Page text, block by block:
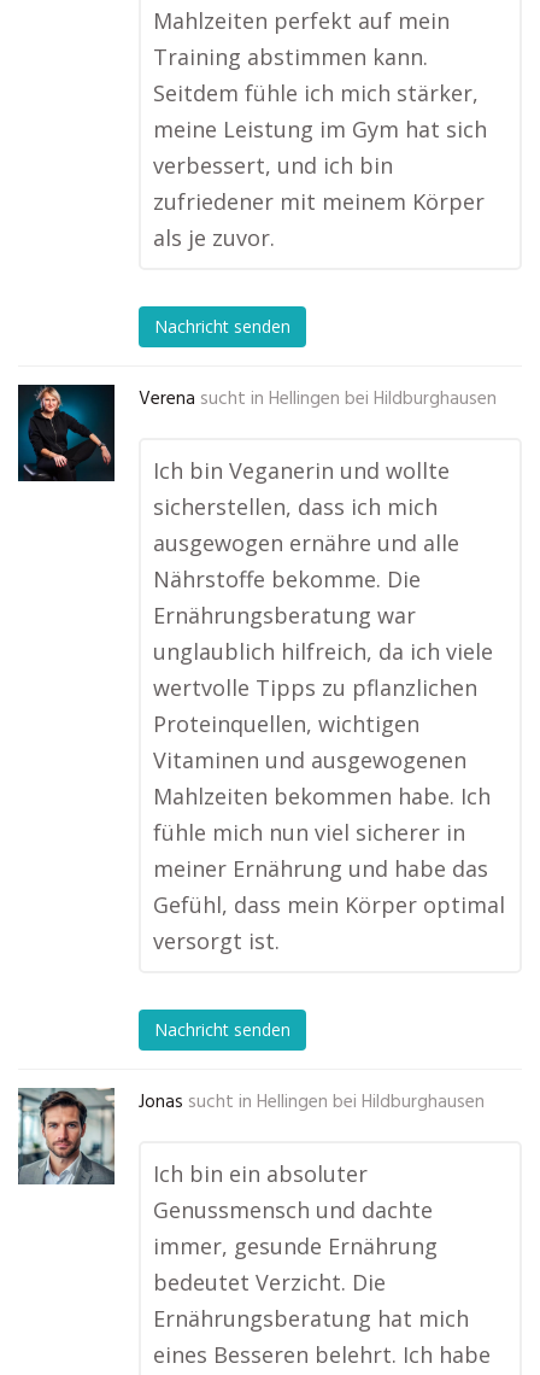
Mahlzeiten perfekt auf mein
Training abstimmen kann.
Seitdem fühle ich mich stärker,
meine Leistung im Gym hat sich
verbessert, und ich bin
zufriedener mit meinem Körper
als je zuvor.
Nachricht senden
Verena sucht in Hellingen bei Hildburghausen
Ich bin Veganerin und wollte
sicherstellen, dass ich mich
ausgewogen ernähre und alle
Nährstoffe bekomme. Die
Ernährungsberatung war
unglaublich hilfreich, da ich viele
wertvolle Tipps zu pflanzlichen
Proteinquellen, wichtigen
Vitaminen und ausgewogenen
Mahlzeiten bekommen habe. Ich
fühle mich nun viel sicherer in
meiner Ernährung und habe das
Gefühl, dass mein Körper optimal
versorgt ist.
Nachricht senden
Jonas sucht in Hellingen bei Hildburghausen
Ich bin ein absoluter
Genussmensch und dachte
immer, gesunde Ernährung
bedeutet Verzicht. Die
Ernährungsberatung hat mich
eines Besseren belehrt. Ich habe